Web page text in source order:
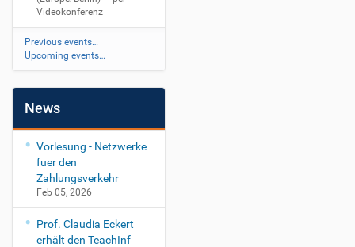
Videokonferenz
Previous events…
Upcoming events…
News
Vorlesung - Netzwerke
fuer den
Zahlungsverkehr
Feb 05, 2026
Prof. Claudia Eckert
erhält den TeachInf